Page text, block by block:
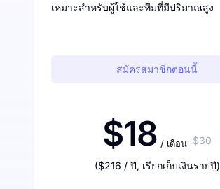
เหมาะสำหรับผู้ใช้และทีมที่มีปริมาณสูง
สมัครสมาชิกตอนนี้
$18 / เดือน $30
($216 / ปี, เรียกเก็บเงินรายปี)